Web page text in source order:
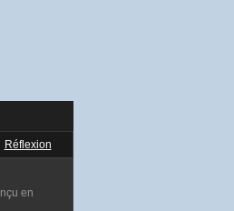
Réflexion
en